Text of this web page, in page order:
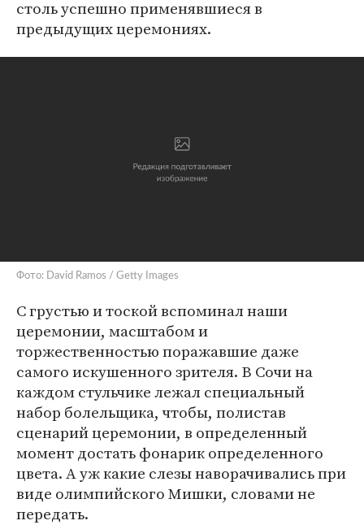
столь успешно применявшиеся в
предыдущих церемониях.
Фото: David Ramos / Getty Images
С грустью и тоской вспоминал наши
церемонии, масштабом и
торжественностью поражавшие даже
самого искушенного зрителя. В Сочи на
каждом стульчике лежал специальный
набор болельщика, чтобы, полистав
сценарий церемонии, в определенный
момент достать фонарик определенного
цвета. А уж какие слезы наворачивались при
виде олимпийского Мишки, словами не
передать.